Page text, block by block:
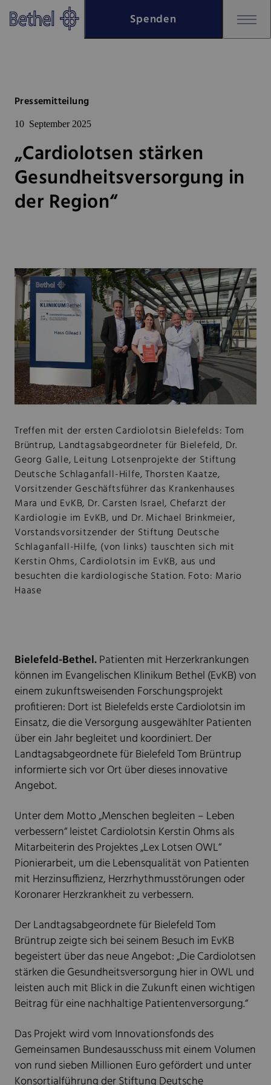
Zum Hauptinhalt springen
Zur Fußzeile springen
Spenden
Pressemitteilung
10 September 2025
„Cardiolotsen stärken
Gesundheitsversorgung in
der Region“
Treffen mit der ersten Cardiolotsin Bielefelds: Tom
Brüntrup, Landtagsabgeordneter für Bielefeld, Dr.
Georg Galle, Leitung Lotsenprojekte der Stiftung
Deutsche Schlaganfall-Hilfe, Thorsten Kaatze,
Vorsitzender Geschäftsführer das Krankenhauses
Mara und EvKB, Dr. Carsten Israel, Chefarzt der
Kardiologie im EvKB, und Dr. Michael Brinkmeier,
Vorstandsvorsitzender der Stiftung Deutsche
Schlaganfall-Hilfe, (von links) tauschten sich mit
Kerstin Ohms, Cardiolotsin im EvKB, aus und
besuchten die kardiologische Station. Foto: Mario
Haase
Bielefeld-Bethel.Patienten mit Herzerkrankungen
können im Evangelischen Klinikum Bethel (EvKB) von
einem zukunftsweisenden Forschungsprojekt
profitieren: Dort ist Bielefelds erste Cardiolotsin im
Einsatz, die die Versorgung ausgewählter Patienten
über ein Jahr begleitet und koordiniert. Der
Landtagsabgeordnete für Bielefeld Tom Brüntrup
informierte sich vor Ort über dieses innovative
Angebot.
Unter dem Motto „Menschen begleiten – Leben
verbessern“ leistet Cardiolotsin Kerstin Ohms als
Mitarbeiterin des Projektes „Lex Lotsen OWL“
Pionierarbeit, um die Lebensqualität von Patienten
mit Herzinsuffizienz, Herzrhythmusstörungen oder
Koronarer Herzkrankheit zu verbessern.
Der Landtagsabgeordnete für Bielefeld Tom
Brüntrup zeigte sich bei seinem Besuch im EvKB
begeistert über das neue Angebot: „Die Cardiolotsen
stärken die Gesundheitsversorgung hier in OWL und
leisten auch mit Blick in die Zukunft einen wichtigen
Beitrag für eine nachhaltige Patientenversorgung.“
Das Projekt wird vom Innovationsfonds des
Gemeinsamen Bundesausschuss mit einem Volumen
von rund sieben Millionen Euro gefördert und unter